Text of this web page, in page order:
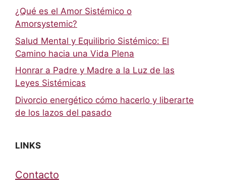
¿Qué es el Amor Sistémico o
Amorsystemic?
Salud Mental y Equilibrio Sistémico: El
Camino hacia una Vida Plena
Honrar a Padre y Madre a la Luz de las
Leyes Sistémicas
Divorcio energético cómo hacerlo y liberarte
de los lazos del pasado
LINKS
Contacto